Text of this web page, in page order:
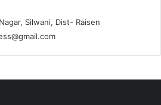
Silwani, Dist- Raisen